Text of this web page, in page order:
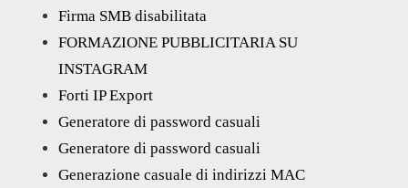
Firma SMB disabilitata
FORMAZIONE PUBBLICITARIA SU
INSTAGRAM
Forti IP Export
Generatore di password casuali
Generatore di password casuali
Generazione casuale di indirizzi MAC